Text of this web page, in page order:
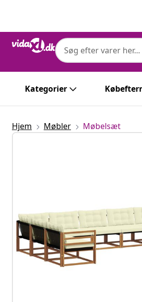
Kategorier
Hjem Møbler Møbelsæt